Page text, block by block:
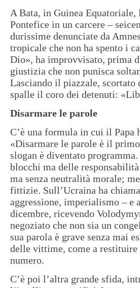
A Bata, in Guinea
Pontefice in un carcere –
durissime denunciate da
tropicale che non ha spento i
Dio», ha improvvisato, prima
giustizia che non punisca
Lasciando il piazzale,
spalle il coro dei detenuti:
Disarmare le parole
C’è una formula in cui il Papa
«Disarmare le parole è il
slogan è diventato
blocchi ma delle
ma senza neutralità morale;
fittizie. Sull’Ucraina ha
aggressione, imperialismo – e
dicembre, ricevendo
negoziato che non sia un
sua parola è grave senza mai
delle vittime, come a
numero.
C’è poi l’altra grande sfida,